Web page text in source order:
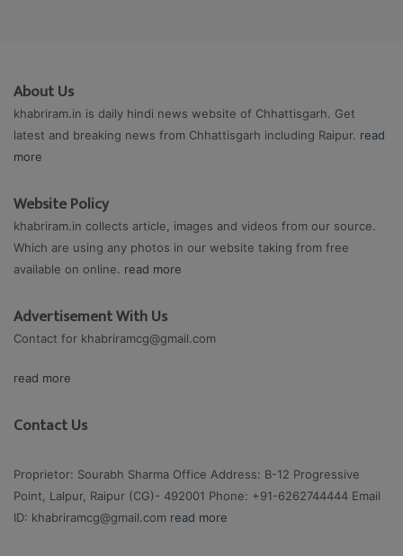
About Us
khabriram.in is daily hindi news website of Chhattisgarh. Get
latest and breaking news from Chhattisgarh including Raipur. read
more
Website Policy
khabriram.in collects article, images and videos from our source.
Which are using any photos in our website taking from free
available on online. read more
Advertisement With Us
Contact for khabriramcg@gmail.com
read more
Contact Us
Proprietor: Sourabh Sharma Office Address: B-12 Progressive
Point, Lalpur, Raipur (CG)- 492001 Phone: +91-6262744444 Email
ID: khabriramcg@gmail.com read more